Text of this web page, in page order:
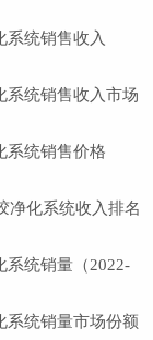
统销售收入
系统销售收入市场
系统销售价格
净化系统收入排名
统销量（2022-
系统销量市场份额